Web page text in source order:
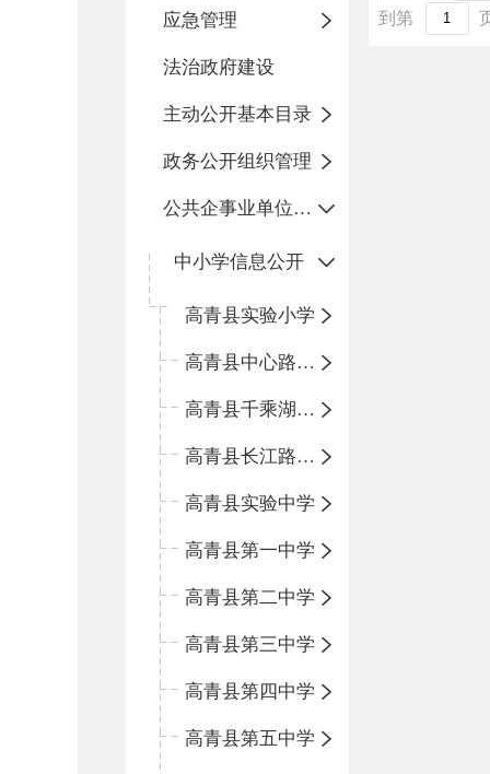
应急管理
法治政府建设
主动公开基本目录
政务公开组织管理
公共企事业单位信息公开
中小学信息公开
高青县实验小学
高青县中心路小学
高青县千乘湖小学
高青县长江路小学
高青县实验中学
高青县第一中学
高青县第二中学
高青县第三中学
高青县第四中学
高青县第五中学
到第